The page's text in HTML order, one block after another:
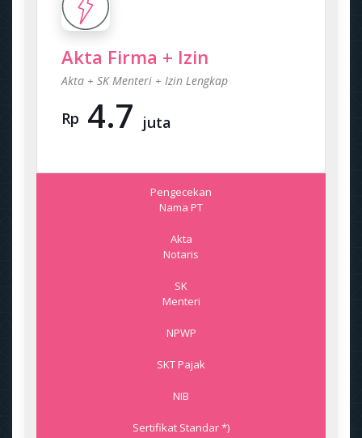
Akta Firma + Izin
Akta + SK Menteri + Izin Lengkap
Rp 4.7 juta
Pengecekan
Nama PT
Akta
Notaris
SK
Menteri
NPWP
SKT Pajak
NIB
Sertifikat Standar *)